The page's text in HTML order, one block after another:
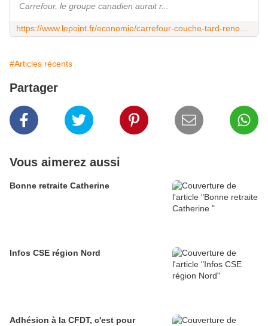
Carrefour, le groupe canadien aurait r...
#Articles récents
Partager
Vous aimerez aussi
Bonne retraite Catherine
Infos CSE région Nord
Adhésion à la CFDT, c'est pour